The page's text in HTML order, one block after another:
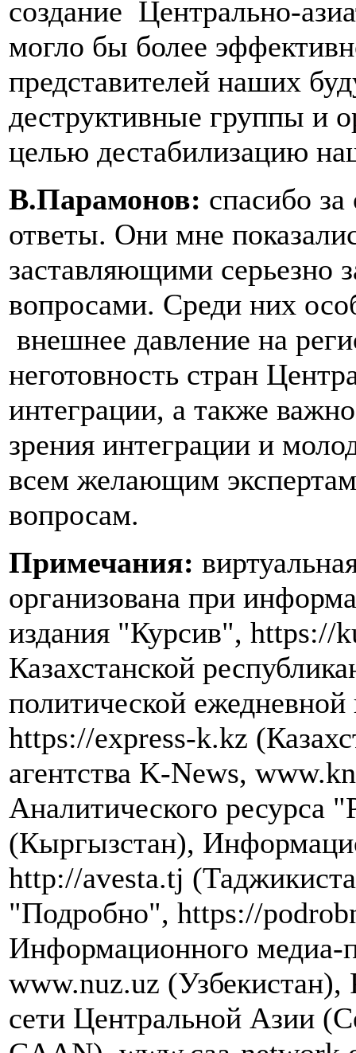
создание Центрально-
могло бы более
представителей наших
деструктивные группы и
целью дестабилизацию
В.Парамонов: спасибо
ответы. Они мне
заставляющими серьезно
вопросами. Среди них
внешнее давление на
неготовность стран
интеграции, а также
зрения интеграции и
всем желающим
вопросам.
Примечания:
организована при
издания "Курсив", https://
Казахстанской
политической
https://express-k.kz
агентства K-News,
Аналитического ресурса
(Кыргызстан),
http://avesta.tj
"Подробно", https://
Информационного медиа-
www.nuz.uz (Узбекистан),
сети Центральной Азии